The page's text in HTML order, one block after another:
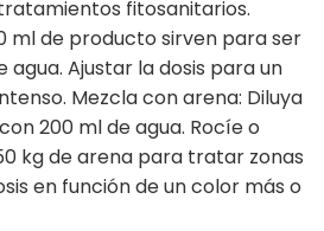
fitosanitarios.
ml de producto sirven para ser
agua. Ajustar la dosis para un
Mezcla con arena: Diluya
200 ml de agua. Rocíe o
kg de arena para tratar zonas
en función de un color más o